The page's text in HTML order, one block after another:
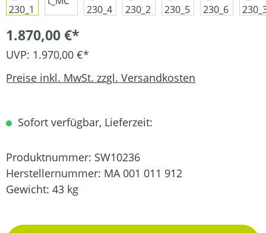
1.870,00 €*
UVP: 1.970,00 €*
Preise inkl. MwSt. zzgl. Versandkosten
Sofort verfügbar, Lieferzeit:
Produktnummer: SW10236
Herstellernummer: MA 001 011 912
Gewicht: 43 kg